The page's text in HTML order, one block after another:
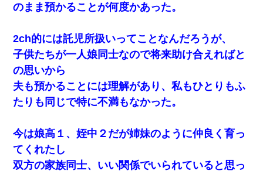
のまま預かることが何度かあった。
2ch的には託児所扱いってことなんだろうが、
子供たちが一人娘同士なので将来助け合えればと
の思いから
夫も預かることには理解があり、私もひとりもふ
たりも同じで特に不満もなかった。
今は娘高１、姪中２だが姉妹のように仲良く育っ
てくれたし
双方の家族同士、いい関係でいられていると思っ